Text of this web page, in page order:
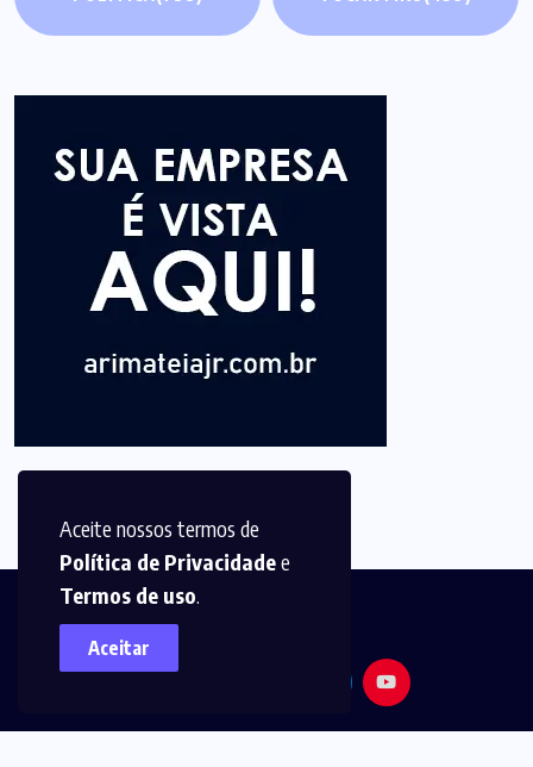
Aceite nossos termos de
Política de Privacidadee
Termos de uso.
Aceitar